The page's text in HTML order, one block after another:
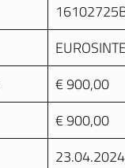
€ 900,00
€ 900,00
23.04.2024